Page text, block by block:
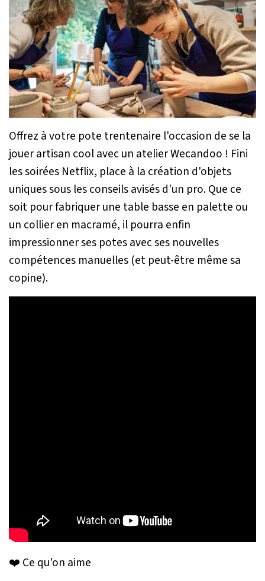
Offrez à votre pote trentenaire l'occasion de se la
jouer artisan cool avec un atelier Wecandoo ! Fini
les soirées Netflix, place à la création d'objets
uniques sous les conseils avisés d'un pro. Que ce
soit pour fabriquer une table basse en palette ou
un collier en macramé, il pourra enfin
impressionner ses potes avec ses nouvelles
compétences manuelles (et peut-être même sa
copine).
❤️ Ce qu'on aime